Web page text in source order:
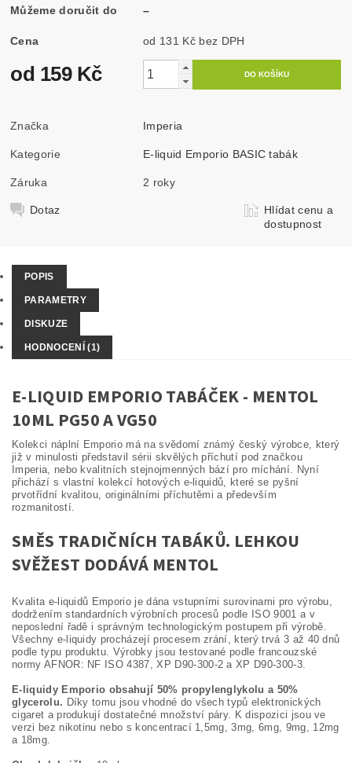
Můžeme doručit do –
Cena od 131 Kč bez DPH
od 159 Kč
Značka Imperia
Kategorie E-liquid Emporio BASIC tabák
Záruka 2 roky
Dotaz
Hlídat cenu a
dostupnost
POPIS
PARAMETRY
DISKUZE
HODNOCENÍ (1)
E-LIQUID EMPORIO TABÁČEK - MENTOL
10ML PG50 A VG50
Kolekci náplní Emporio má na svědomí známý český výrobce, který
již v minulosti představil sérii skvělých příchutí pod značkou
Imperia, nebo kvalitních stejnojmenných bází pro míchání. Nyní
přichází s vlastní kolekcí hotových e-liquidů, které se pyšní
prvotřídní kvalitou, originálními příchutěmi a především
rozmanitostí.
SMĚS TRADIČNÍCH TABÁKŮ. LEHKOU
SVĚŽEST DODÁVÁ MENTOL
Kvalita e-liquidů Emporio je dána vstupními surovinami pro výrobu,
dodržením standardních výrobních procesů podle ISO 9001 a v
neposlední řadě i správným technologickým postupem při výrobě.
Všechny e-liquidy procházejí procesem zrání, který trvá 3 až 40 dnů
podle typu produktu. Výrobky jsou testované podle francouzské
normy AFNOR: NF ISO 4387, XP D90-300-2 a XP D90-300-3.
E-liquidy Emporio obsahují 50% propylenglykolu a 50%
glycerolu. Díky tomu jsou vhodné do všech typů elektronických
cigaret a produkují dostatečné množství páry. K dispozici jsou ve
verzi bez nikotinu nebo s koncentrací 1,5mg, 3mg, 6mg, 9mg, 12mg
a 18mg.